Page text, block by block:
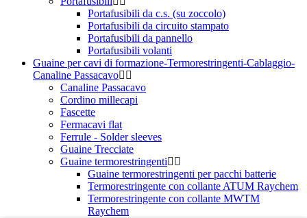
Portafusibili da c.s. (su zoccolo)
Portafusibili da circuito stampato
Portafusibili da pannello
Portafusibili volanti
Guaine per cavi di formazione-Termorestringenti-Cablaggio-
Canaline Passacavo
Canaline Passacavo
Cordino millecapi
Fascette
Fermacavi flat
Ferrule - Solder sleeves
Guaine Trecciate
Guaine termorestringenti
Guaine termorestringenti per pacchi batterie
Termorestringente con collante ATUM Raychem
Termorestringente con collante MWTM
Raychem